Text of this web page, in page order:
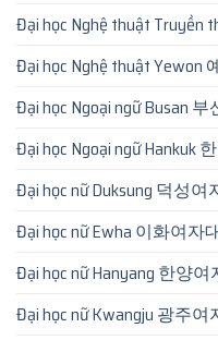
Đại học Nghệ thuật Truyền
Đại học Nghệ thuật Yewon
Đại học Ngoại ngữ Busan
Đại học Ngoại ngữ Hankuk
Đại học nữ Duksung 덕성
Đại học nữ Ewha 이화여자
Đại học nữ Hanyang 한양
Đại học nữ Kwangju 광주